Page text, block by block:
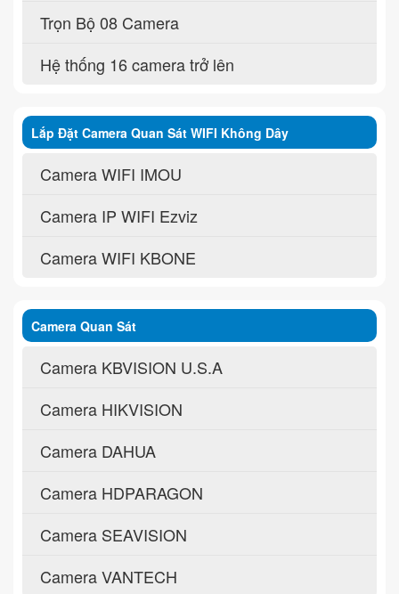
Trọn Bộ 08 Camera
Hệ thống 16 camera trở lên
Lắp Đặt Camera Quan Sát WIFI Không Dây
Camera WIFI IMOU
Camera IP WIFI Ezviz
Camera WIFI KBONE
Camera Quan Sát
Camera KBVISION U.S.A
Camera HIKVISION
Camera DAHUA
Camera HDPARAGON
Camera SEAVISION
Camera VANTECH